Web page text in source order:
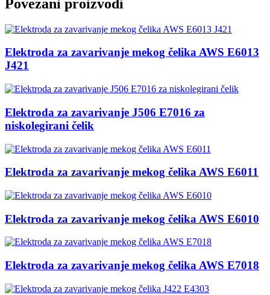
Povezani proizvodi
Elektroda za zavarivanje mekog čelika AWS E6013
J421
Elektroda za zavarivanje J506 E7016 za
niskolegirani čelik
Elektroda za zavarivanje mekog čelika AWS E6011
Elektroda za zavarivanje mekog čelika AWS E6010
Elektroda za zavarivanje mekog čelika AWS E7018